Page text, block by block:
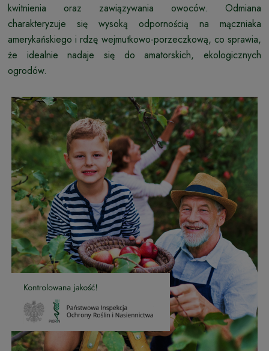
kwitnienia oraz zawiązywania owoców. Odmiana
charakteryzuje się wysoką odpornością na mączniaka
amerykańskiego i rdzę wejmutkowo-porzeczkową, co sprawia,
że idealnie nadaje się do amatorskich, ekologicznych
ogrodów.